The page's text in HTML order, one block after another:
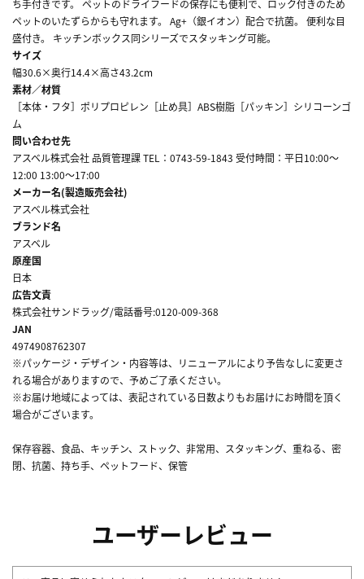
ち手付きです。 ペットのドライフードの保存にも便利で、ロック付きのため
ペットのいたずらからも守れます。 Ag+（銀イオン）配合で抗菌。 便利な目
盛付き。 キッチンボックス同シリーズでスタッキング可能。
サイズ
幅30.6×奥行14.4×高さ43.2cm
素材／材質
［本体・フタ］ポリプロピレン［止め具］ABS樹脂［パッキン］シリコーンゴ
ム
問い合わせ先
アスベル株式会社 品質管理課 TEL：0743-59-1843 受付時間：平日10:00～
12:00 13:00～17:00
メーカー名(製造販売会社)
アスベル株式会社
ブランド名
アスベル
原産国
日本
広告文責
株式会社サンドラッグ/電話番号:0120-009-368
JAN
4974908762307
※パッケージ・デザイン・内容等は、リニューアルにより予告なしに変更さ
れる場合がありますので、予めご了承ください。
※お届け地域によっては、表記されている日数よりもお届けにお時間を頂く
場合がございます。
保存容器、食品、キッチン、ストック、非常用、スタッキング、重ねる、密
閉、抗菌、持ち手、ペットフード、保管
ユーザーレビュー